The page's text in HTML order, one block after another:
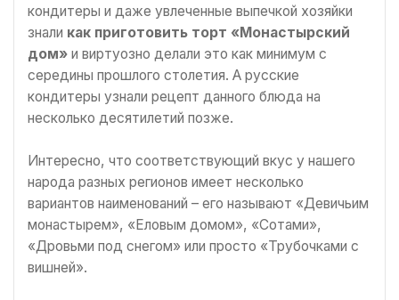
кондитеры и даже увлеченные выпечкой хозяйки
знали как приготовить торт «Монастырский
дом» и виртуозно делали это как минимум с
середины прошлого столетия. А русские
кондитеры узнали рецепт данного блюда на
несколько десятилетий позже.
Интересно, что соответствующий вкус у нашего
народа разных регионов имеет несколько
вариантов наименований – его называют «Девичьим
монастырем», «Еловым домом», «Сотами»,
«Дровьми под снегом» или просто «Трубочками с
вишней».